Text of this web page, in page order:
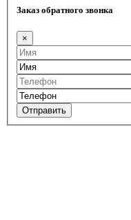
Заказ обратного звонка
×
Отправить